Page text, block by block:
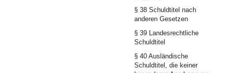
§ 38 Schuldtitel nach
anderen Gesetzen
§ 39 Landesrechtliche
Schuldtitel
§ 40 Ausländische
Schuldtitel, die keiner